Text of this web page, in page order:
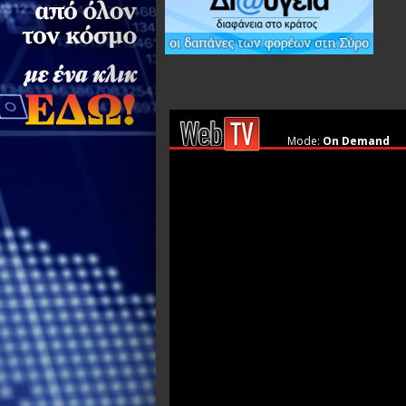
Mode: On Demand